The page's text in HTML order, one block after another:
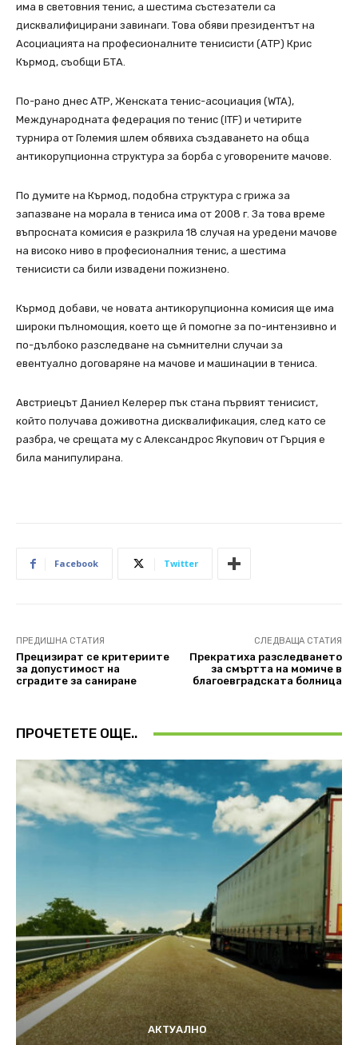
има в световния тенис, а шестима състезатели са
дисквалифицирани завинаги. Това обяви президентът на
Асоциацията на професионалните тенисисти (АТР) Крис
Кърмод, съобщи БТА.
По-рано днес АТР, Женската тенис-асоциация (WTA),
Международната федерация по тенис (ITF) и четирите
турнира от Големия шлем обявиха създаването на обща
антикорупционна структура за борба с уговорените мачове.
По думите на Кърмод, подобна структура с грижа за
запазване на морала в тениса има от 2008 г. За това време
въпросната комисия е разкрила 18 случая на уредени мачове
на високо ниво в професионалния тенис, а шестима
тенисисти са били извадени пожизнено.
Кърмод добави, че новата антикорупционна комисия ще има
широки пълномощия, което ще й помогне за по-интензивно и
по-дълбоко разследване на съмнителни случаи за
евентуално договаряне на мачове и машинации в тениса.
Австриецът Даниел Келерер пък стана първият тенисист,
който получава доживотна дисквалификация, след като се
разбра, че срещата му с Александрос Якупович от Гърция е
била манипулирана.
Facebook Twitter
ПРЕДИШНА СТАТИЯ
Прецизират се критериите
за допустимост на
сградите за саниране
СЛЕДВАЩА СТАТИЯ
Прекратиха разследването
за смъртта на момиче в
благоевградската болница
ПРОЧЕТЕТЕ ОЩЕ..
АКТУАЛНО